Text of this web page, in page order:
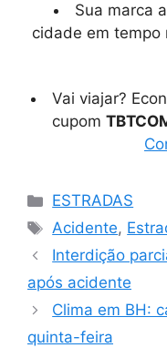
Sua marca
cidade em tempo
Vai viajar?
cupom
Categorias
ESTRADAS
Tags
Acidente,
Interdição
após acidente
Clima em BH:
quinta-feira